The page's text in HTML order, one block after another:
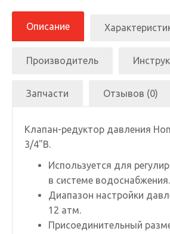
Описание
Производитель
Запчасти Отзывов (0)
Клапан-редуктор давления
3/4"B.
Используется для
в системе водоснабжения.
Диапазон настройки
12 атм.
Присоединительный